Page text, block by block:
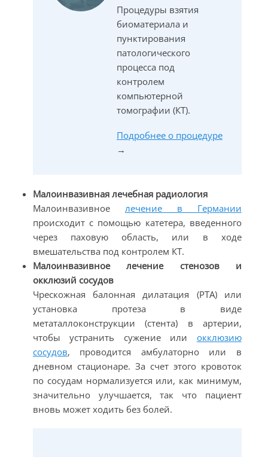
Процедуры взятия
биоматериала и
пунктирования
патологического
процесса под
контролем
компьютерной
томографии (КТ).
Подробнее о процедуре
→
Малоинвазивная лечебная радиология
Малоинвазивное лечение в Германии
происходит с помощью катетера, введенного
через паховую область, или в ходе
вмешательства под контролем КТ.
Малоинвазивное лечение стенозов и
окклюзий сосудов
Чрескожная балонная дилатация (PTA) или
установка протеза в виде
метаталлоконструкции (стента) в артерии,
чтобы устранить сужение или окклюзию
сосудов, проводится амбулаторно или в
дневном стационаре. За счет этого кровоток
по сосудам нормализуется или, как минимум,
значительно улучшается, так что пациент
вновь может ходить без болей.